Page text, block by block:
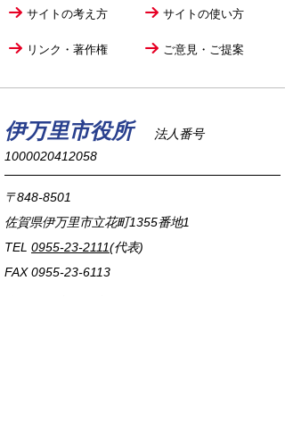
サイトの考え方 サイトの使い方
リンク・著作権 ご意見・ご提案
伊万里市役所
法人番号
1000020412058
〒848-8501
佐賀県伊万里市立花町1355番地1
TEL 0955-23-2111(代表)
FAX 0955-23-6113